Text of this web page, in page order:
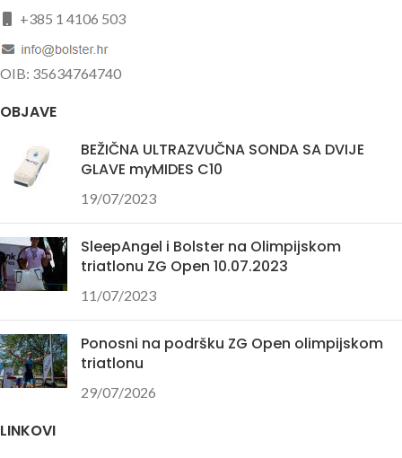
+385 1 4106 503
OIB: 35634764740
OBJAVE
BEŽIČNA ULTRAZVUČNA SONDA SA DVIJE
GLAVE myMIDES C10
19/07/2023
SleepAngel i Bolster na Olimpijskom
triatlonu ZG Open 10.07.2023
11/07/2023
Ponosni na podršku ZG Open olimpijskom
triatlonu
29/07/2026
LINKOVI